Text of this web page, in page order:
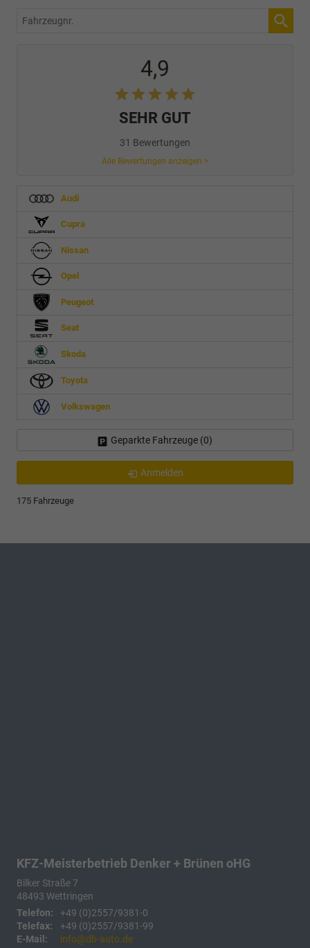
Fahrzeugnr.
4,9
SEHR GUT
31 Bewertungen
Alle Bewertungen anzeigen >
Audi
Cupra
Nissan
Opel
Peugeot
Seat
Skoda
Toyota
Volkswagen
Geparkte Fahrzeuge (0)
Anmelden
175 Fahrzeuge
KFZ-Meisterbetrieb Denker + Brünen oHG
Bilker Straße 7
48493 Wettringen
Telefon:
+49 (0)2557/9381-0
Telefax:
+49 (0)2557/9381-99
E-Mail:
info@db-auto.de